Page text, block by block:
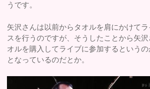
うです。
矢沢さんは以前からタオルを肩にかけて
スを行うのですが、そうしたことから矢
オルを購入してライブに参加するという
となっているのだとか。